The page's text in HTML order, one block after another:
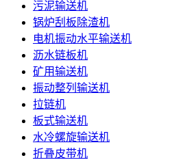
污泥输送机
锅炉刮板除渣机
电机振动水平输送机
沥水链板机
矿用输送机
振动整列输送机
拉链机
板式输送机
水冷螺旋输送机
折叠皮带机